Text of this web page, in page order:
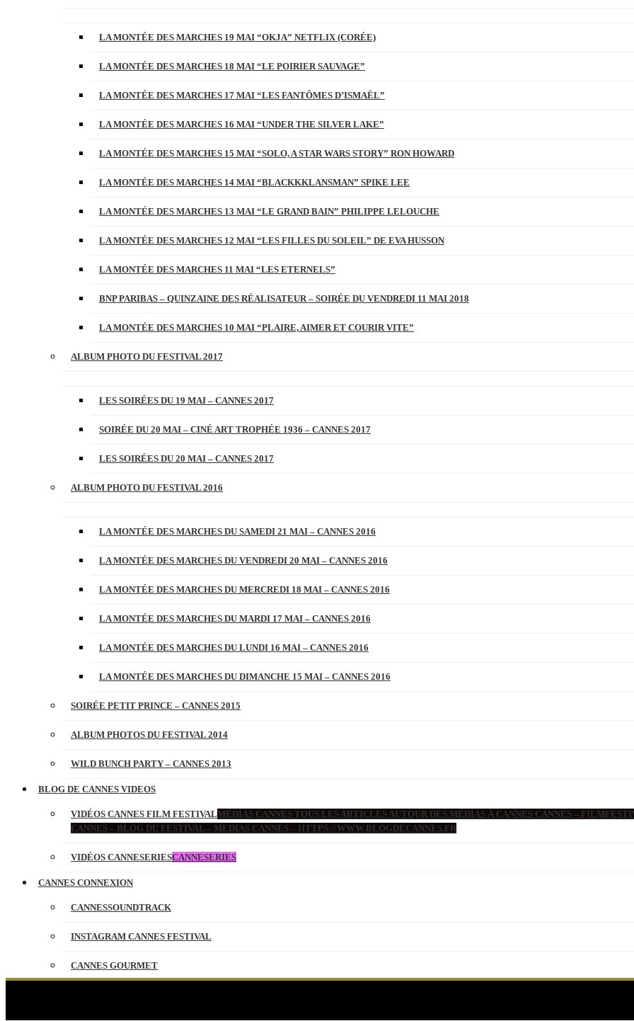
LA MONTÉE DES MARCHES 19 MAI “OKJA” NETFLIX (CORÉE)
LA MONTÉE DES MARCHES 18 MAI “LE POIRIER SAUVAGE”
LA MONTÉE DES MARCHES 17 MAI “LES FANTÔMES D’ISMAËL”
LA MONTÉE DES MARCHES 16 MAI “UNDER THE SILVER LAKE”
LA MONTÉE DES MARCHES 15 MAI “SOLO, A STAR WARS STORY” RON HOWARD
LA MONTÉE DES MARCHES 14 MAI “BLACKKKLANSMAN” SPIKE LEE
LA MONTÉE DES MARCHES 13 MAI “LE GRAND BAIN” PHILIPPE LELOUCHE
LA MONTÉE DES MARCHES 12 MAI “LES FILLES DU SOLEIL” DE EVA HUSSON
LA MONTÉE DES MARCHES 11 MAI “LES ETERNELS”
BNP PARIBAS – QUINZAINE DES RÉALISATEUR – SOIRÉE DU VENDREDI 11 MAI 2018
LA MONTÉE DES MARCHES 10 MAI “PLAIRE, AIMER ET COURIR VITE”
ALBUM PHOTO DU FESTIVAL 2017
LES SOIRÉES DU 19 MAI – CANNES 2017
SOIRÉE DU 20 MAI – CINÉ ART TROPHÉE 1936 – CANNES 2017
LES SOIRÉES DU 20 MAI – CANNES 2017
ALBUM PHOTO DU FESTIVAL 2016
LA MONTÉE DES MARCHES DU SAMEDI 21 MAI – CANNES 2016
LA MONTÉE DES MARCHES DU VENDREDI 20 MAI – CANNES 2016
LA MONTÉE DES MARCHES DU MERCREDI 18 MAI – CANNES 2016
LA MONTÉE DES MARCHES DU MARDI 17 MAI – CANNES 2016
LA MONTÉE DES MARCHES DU LUNDI 16 MAI – CANNES 2016
LA MONTÉE DES MARCHES DU DIMANCHE 15 MAI – CANNES 2016
SOIRÉE PETIT PRINCE – CANNES 2015
ALBUM PHOTOS DU FESTIVAL 2014
WILD BUNCH PARTY – CANNES 2013
BLOG DE CANNES VIDEOS
VIDÉOS CANNES FILM FESTIVALMÉDIAS CANNES TOUS LES ARTICLES AUTOUR DES MÉDIAS À CANNES CANNES –
CANNES – BLOG DU FESTIVAL – MEDIAS CANNES – HTTPS://WWW.BLOGDECANNES.FR
VIDÉOS CANNESERIESCANNESERIES
CANNES CONNEXION
CANNESSOUNDTRACK
INSTAGRAM CANNES FESTIVAL
CANNES GOURMET